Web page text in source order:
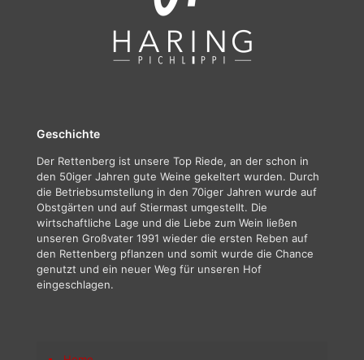
Geschichte
Der Rettenberg ist unsere Top Riede, an der schon in
den 50iger Jahren gute Weine gekeltert wurden. Durch
die Betriebsumstellung in den 70iger Jahren wurde auf
Obstgärten und auf Stiermast umgestellt. Die
wirtschaftliche Lage und die Liebe zum Wein ließen
unseren Großvater 1991 wieder die ersten Reben auf
den Rettenberg pflanzen und somit wurde die Chance
genutzt und ein neuer Weg für unseren Hof
eingeschlagen.